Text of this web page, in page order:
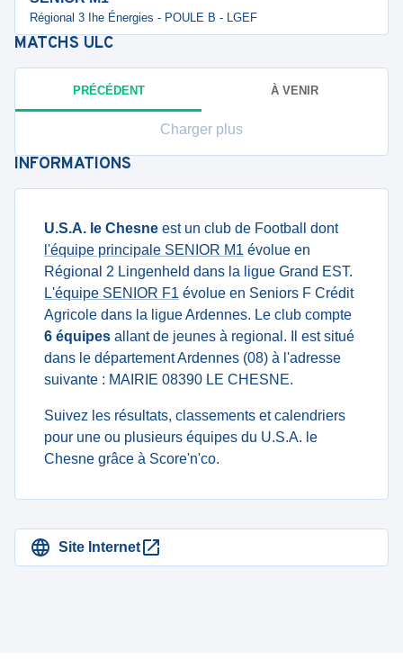
Régional 3 Ihe Énergies - POULE B - LGEF
MATCHS ULC
PRÉCÉDENT À VENIR
Charger plus
INFORMATIONS
U.S.A. le Chesne est un club de Football dont
l'équipe principale SENIOR M1 évolue en
Régional 2 Lingenheld dans la ligue Grand EST.
L'équipe SENIOR F1 évolue en Seniors F Crédit
Agricole dans la ligue Ardennes. Le club compte
6 équipes allant de jeunes à regional. Il est situé
dans le département Ardennes (08) à l'adresse
suivante : MAIRIE 08390 LE CHESNE.
Suivez les résultats, classements et calendriers
pour une ou plusieurs équipes du U.S.A. le
Chesne grâce à Score'n'co.
Site Internet